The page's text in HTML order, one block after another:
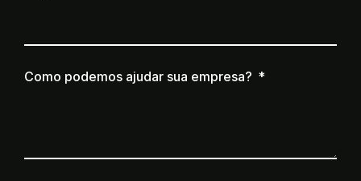
Como podemos ajudar sua empresa?